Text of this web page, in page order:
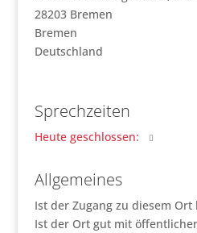
28203 Bremen
Bremen
Deutschland
Sprechzeiten
Heute geschlossen:
Allgemeines
Ist der Zugang zu diesem
Ist der Ort gut mit